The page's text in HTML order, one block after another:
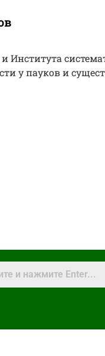
Института
у пауков и